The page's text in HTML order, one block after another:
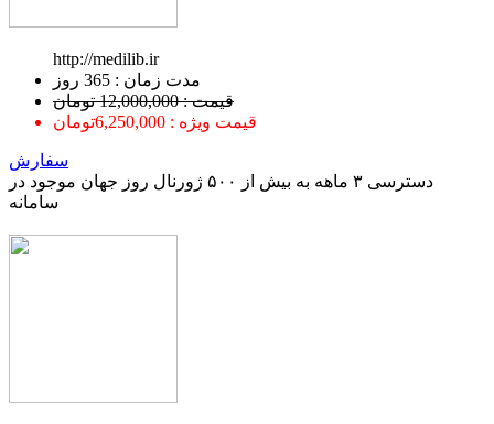
http://medilib.ir
ﻣﺪﺕ ﺯﻣﺎﻥ : 365 ﺭﻭﺯ
قیمت : 12,000,000 تومان
قیمت ویژه : 6,250,000تومان
سفارش
دسترسی ۳ ماهه به بیش از ۵۰۰ ژورنال روز جهان موجود در
سامانه